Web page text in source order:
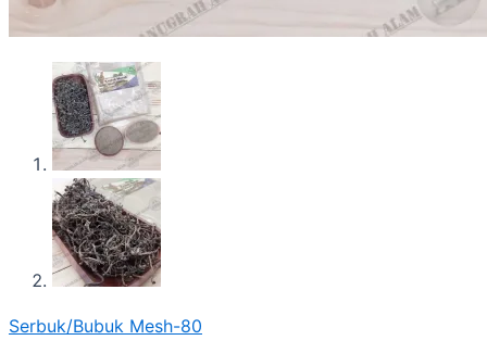
Serbuk/Bubuk Mesh-80